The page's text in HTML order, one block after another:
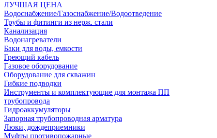
ЛУЧШАЯ ЦЕНА
Водоснабжение/Газоснабжение/Водоотведение
Трубы и фитинги из нерж. стали
Канализация
Водонагреватели
Баки для воды, емкости
Греющий кабель
Газовое оборудование
Оборудование для скважин
Гибкие подводки
Инструменты и комплектующие для монтажа ПП
трубопровода
Гидроаккумуляторы
Запорная трубопроводная арматура
Люки, дождеприемники
Муфты противопожарные